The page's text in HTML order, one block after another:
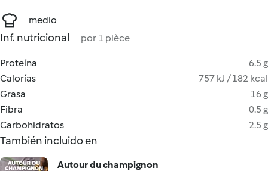
medio
Inf. nutricional por 1 pièce
Proteína
6.5 g
Calorías
757 kJ / 182 kcal
Grasa
16 g
Fibra
0.5 g
Carbohidratos
2.5 g
También incluido en
Autour du champignon